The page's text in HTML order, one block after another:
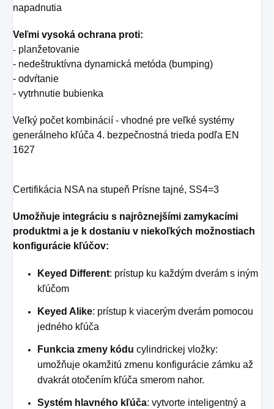
napadnutia
Veľmi vysoká ochrana proti:
- planžetovanie
- nedeštruktívna dynamická metóda (bumping)
- odvŕtanie
- vytrhnutie bubienka
Veľký počet kombinácií - vhodné pre veľké systémy
generálneho kľúča 4. bezpečnostná trieda podľa EN
1627
Certifikácia NSA na stupeň Prísne tajné, SS4=3
Umožňuje integráciu s najrôznejšími zamykacími
produktmi a je k dostaniu v niekoľkých možnostiach
konfigurácie kľúčov:
Keyed Different: prístup ku každým dverám s iným
kľúčom
Keyed Alike: prístup k viacerým dverám pomocou
jedného kľúča
Funkcia zmeny kódu cylindrickej vložky:
umožňuje okamžitú zmenu konfigurácie zámku až
dvakrát otočením kľúča smerom nahor.
Systém hlavného kľúča: vytvorte inteligentný a